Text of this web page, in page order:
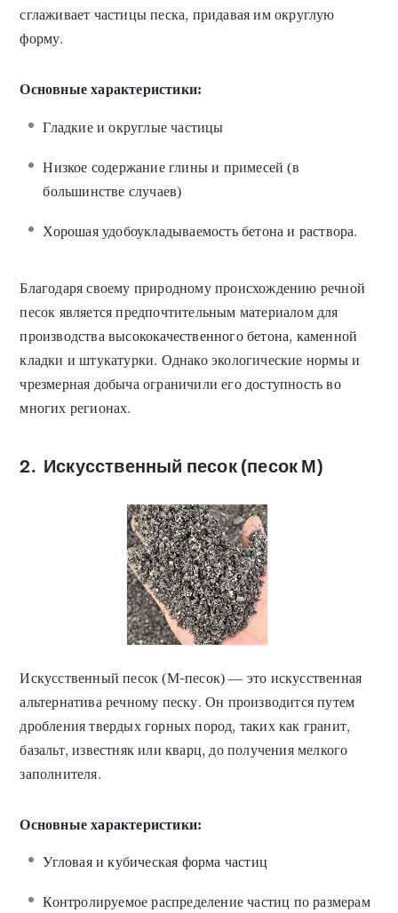
сглаживает частицы песка, придавая им округлую
форму.
Основные характеристики:
Гладкие и округлые частицы
Низкое содержание глины и примесей (в
большинстве случаев)
Хорошая удобоукладываемость бетона и раствора.
Благодаря своему природному происхождению речной
песок является предпочтительным материалом для
производства высококачественного бетона, каменной
кладки и штукатурки. Однако экологические нормы и
чрезмерная добыча ограничили его доступность во
многих регионах.
2. Искусственный песок (песок М)
Искусственный песок (М-песок) — это искусственная
альтернатива речному песку. Он производится путем
дробления твердых горных пород, таких как гранит,
базальт, известняк или кварц, до получения мелкого
заполнителя.
Основные характеристики:
Угловая и кубическая форма частиц
Контролируемое распределение частиц по размерам